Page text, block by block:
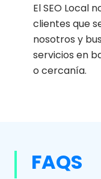
El SEO Local
clientes que
nosotros y
servicios en
o cercanía.
FAQS